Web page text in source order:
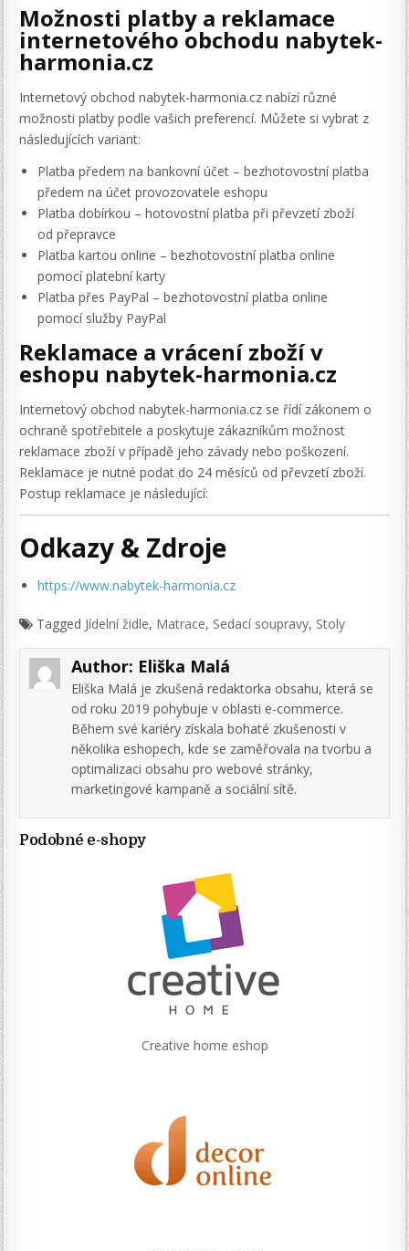
Možnosti platby a reklamace
internetového obchodu nabytek-
harmonia.cz
Internetový obchod nabytek-harmonia.cz nabízí různé
možnosti platby podle vašich preferencí. Můžete si vybrat z
následujících variant:
Platba předem na bankovní účet – bezhotovostní platba
předem na účet provozovatele eshopu
Platba dobírkou – hotovostní platba při převzetí zboží
od přepravce
Platba kartou online – bezhotovostní platba online
pomocí platební karty
Platba přes PayPal – bezhotovostní platba online
pomocí služby PayPal
Reklamace a vrácení zboží v
eshopu nabytek-harmonia.cz
Internetový obchod nabytek-harmonia.cz se řídí zákonem o
ochraně spotřebitele a poskytuje zákazníkům možnost
reklamace zboží v případě jeho závady nebo poškození.
Reklamace je nutné podat do 24 měsíců od převzetí zboží.
Postup reklamace je následující:
Odkazy & Zdroje
https://www.nabytek-harmonia.cz
Tagged Jídelní židle, Matrace, Sedací soupravy, Stoly
Author: Eliška Malá
Eliška Malá je zkušená redaktorka obsahu, která se
od roku 2019 pohybuje v oblasti e-commerce.
Během své kariéry získala bohaté zkušenosti v
několika eshopech, kde se zaměřovala na tvorbu a
optimalizaci obsahu pro webové stránky,
marketingové kampaně a sociální sítě.
Podobné e-shopy
Creative home eshop